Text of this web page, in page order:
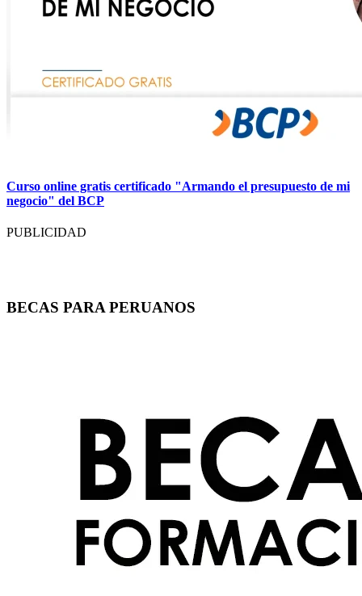
Curso online gratis certificado "Armando el presupuesto de mi
negocio" del BCP
PUBLICIDAD
BECAS PARA PERUANOS